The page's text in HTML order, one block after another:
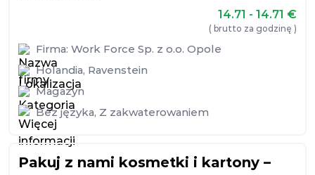
14.71 - 14.71 €
( brutto za godzinę )
Firma: Work Force Sp. z o.o. Opole
Holandia, Ravenstein
Magazyn
Bez języka, Z zakwaterowaniem
Pakuj z nami kosmetki i kartony –